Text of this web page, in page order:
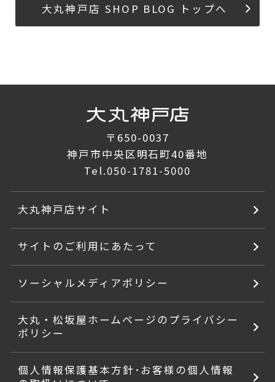
大丸神戸店 SHOP BLOG トップへ
〒650-0037
神戸市中央区明石町40番地
Tel.050-1781-5000
大丸神戸店サイト
サイトのご利用にあたって
ソーシャルメディアポリシー
大丸・松坂屋ホームページのプライバシー
ポリシー
個人情報保護基本方針･お客様の個人情報